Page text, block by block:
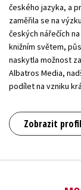
českého jazyka, a
zaměřila se na
českých nářečích
knižním světem,
naskytla možnost
Albatros Media,
podílet na vzniku
Zobrazit